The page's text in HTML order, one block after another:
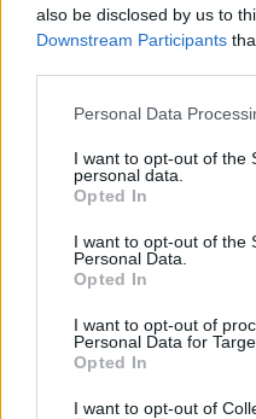
also be disclosed by us to
Downstream Participants
Personal Data
I want to opt-out of the
personal data.
Opted In
I want to opt-out of the
Personal Data.
Opted In
I want to opt-out of
Personal Data for
Opted In
I want to opt-out of
смарагдови
варани
Дупка за
Хълм на
мравките
змиорки
Езеро за риби
Плеко